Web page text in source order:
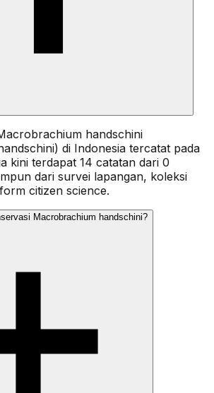
handschini
di Indonesia tercatat pada
kini terdapat 14 catatan dari 0
dari survei lapangan, koleksi
citizen science.
Macrobrachium handschini?